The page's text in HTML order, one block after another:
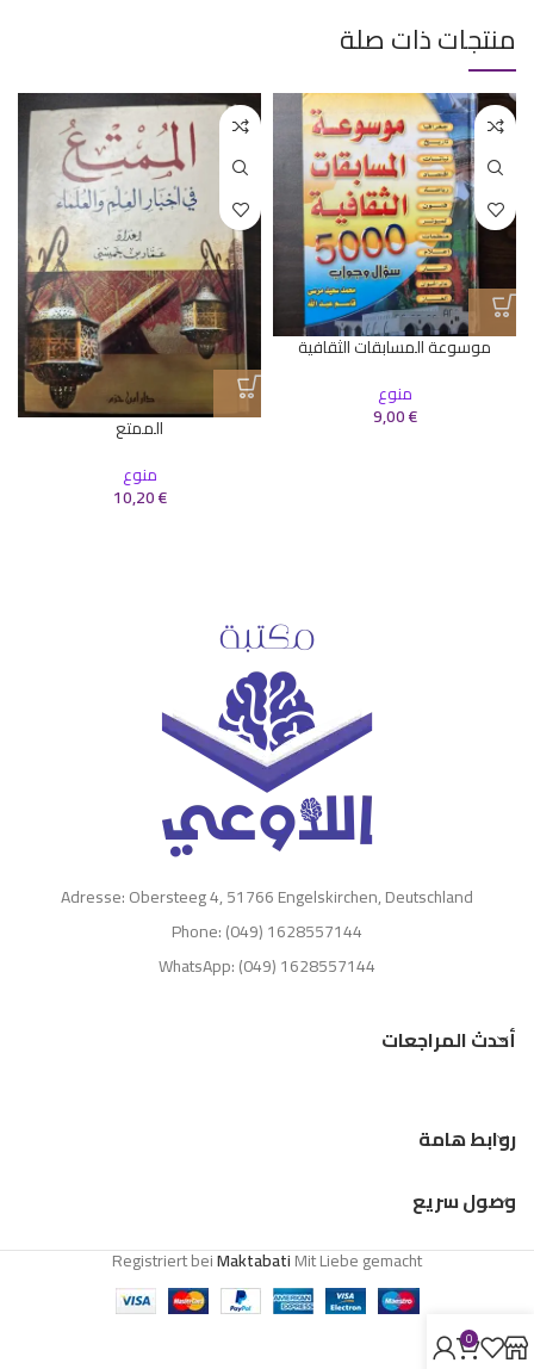
منتجات ذات صلة
موسوعة المسابقات الثقافية
منوع
9,00€
الممتع
منوع
10,20€
Adresse: Obersteeg 4, 51766 Engelskirchen, Deutschland
Phone: (049) 1628557144
WhatsApp: (049) 1628557144
أحدث المراجعات
روابط هامة
وصول سريع
Registriert beiMaktabatiMit Liebe gemacht
0